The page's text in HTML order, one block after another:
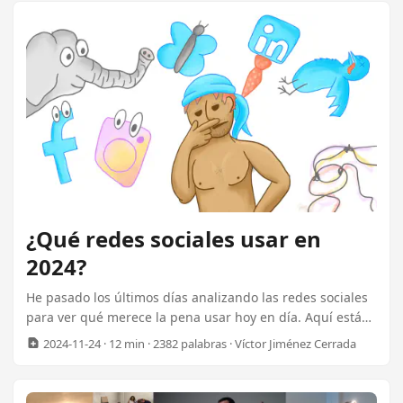
Keynote. Preparé un par de carteles motivacionales que
tuvieron cierto éxito entre los asistentes. Aquí os los dejo:
¿Qué redes sociales usar en
2024?
He pasado los últimos días analizando las redes sociales
para ver qué merece la pena usar hoy en día. Aquí están
mis resultados. La caída de un gigante Hace unos años la
vida era tranquila en las redes sociales. Todo el mundo
suyas, podías usar un cliente no-oficial como Tweetbot
2024-11-24 · 12 min · 2382 palabras · Víctor Jiménez Cerrada